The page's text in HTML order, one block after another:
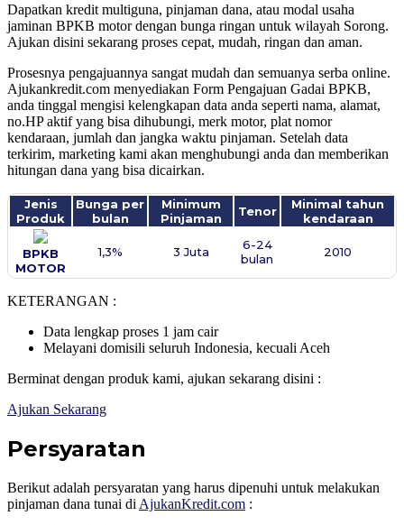
Dapatkan kredit multiguna, pinjaman dana, atau modal usaha
jaminan BPKB motor dengan bunga ringan untuk wilayah Sorong.
Ajukan disini sekarang proses cepat, mudah, ringan dan aman.
Prosesnya pengajuannya sangat mudah dan semuanya serba online.
Ajukankredit.com menyediakan Form Pengajuan Gadai BPKB,
anda tinggal mengisi kelengkapan data anda seperti nama, alamat,
no.HP aktif yang bisa dihubungi, merk motor, plat nomor
kendaraan, jumlah dan jangka waktu pinjaman. Setelah data
terkirim, marketing kami akan menghubungi anda dan memberikan
hitungan dana yang bisa dicairkan.
Jenis
Produk
Bunga per
bulan
Minimum
Pinjaman
Tenor
Minimal tahun
kendaraan
BPKB
MOTOR
1,3% 3 Juta
6-24
bulan
2010
KETERANGAN :
Data lengkap proses 1 jam cair
Melayani domisili seluruh Indonesia, kecuali Aceh
Berminat dengan produk kami, ajukan sekarang disini :
Ajukan Sekarang
Persyaratan
Berikut adalah persyaratan yang harus dipenuhi untuk melakukan
pinjaman dana tunai di AjukanKredit.com :